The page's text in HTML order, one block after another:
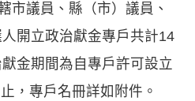
市議員、縣（市）議員、
開立政治獻金專戶共計14
金期間為自專戶許可設立
，專戶名冊詳如附件。